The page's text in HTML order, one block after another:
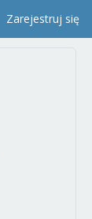
Zarejestruj się